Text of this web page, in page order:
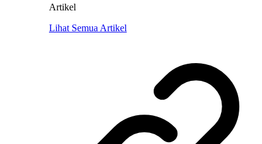
Artikel
Lihat Semua Artikel